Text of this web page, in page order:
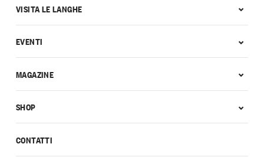
CONTATTI
VISITA LE LANGHE
EVENTI
MAGAZINE
SHOP